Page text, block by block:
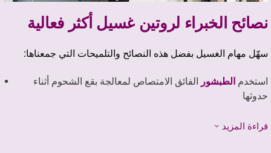
الخبراء لروتين غسيل أكثر فعالية
مهام الغسيل بفضل هذه النصائح والتلميحات التي جمعناها:
الطبشورالفائق الامتصاص لمعالجة بقع الشحوم أثناء
المزيد